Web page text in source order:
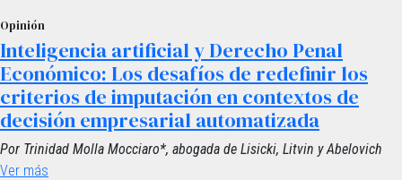
Opinión
Inteligencia artificial y Derecho Penal
Económico: Los desafíos de redefinir los
criterios de imputación en contextos de
decisión empresarial automatizada
Por Trinidad Molla Mocciaro*, abogada de Lisicki, Litvin y Abelovich
Ver más